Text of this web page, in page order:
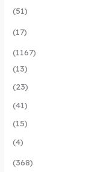
(51)
(17)
(1167)
(13)
(23)
(41)
(15)
(4)
(368)